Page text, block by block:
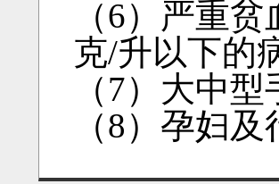
（6）严重
克/升以下的
（7）大中
（8）孕妇